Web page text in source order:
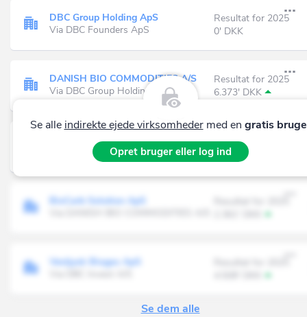
DBC Group Holding ApS
Via DBC Founders ApS
Resultat for 2025
0' DKK
DANISH BIO COMMODITIES A/S
Via DBC Group Holding ApS
Resultat for 2025
6.373' DKK
DBC Invest A/S
Via DBC Group Holding ApS
Resultat for 2025
-25.686' DKK
BioCarb Solution ApS
Vestjysk Biogas ApS
Se alle indirekte ejede virksomhedermed en gratis
Opret bruger eller log ind
Se dem alle